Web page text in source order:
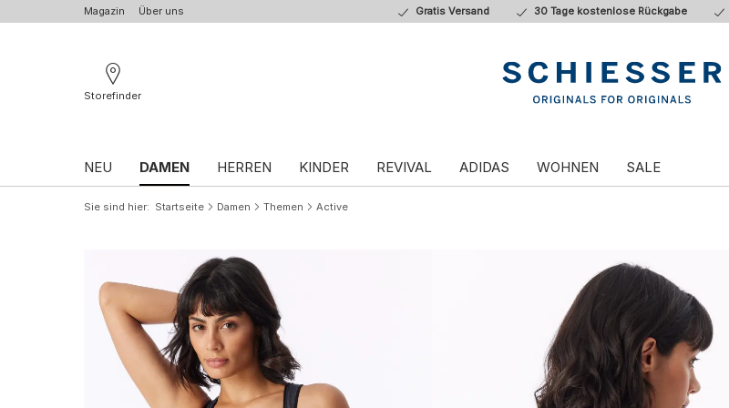
Magazin Über uns Gratis Versand 30 Tage kostenlose Rückgabe
Storefinder
NEU DAMEN HERREN KINDER REVIVAL ADIDAS WOHNEN SALE
Sie sind hier Startseite Damen Themen Active